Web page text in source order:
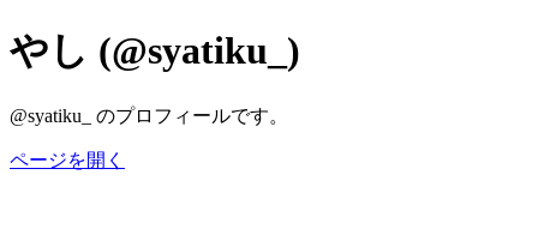
やし (@syatiku_)
@syatiku_ のプロフィールです。
ページを開く